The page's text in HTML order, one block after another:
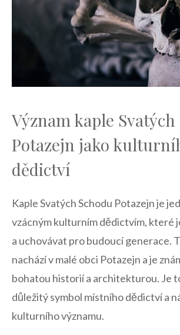
Význam ‌kaple Svatých
Potazejn jako
dědictví
Kaple Svatých Schodu Potazejn je
vzácným kulturním dědictvím, které
a uchovávat ⁢pro budoucí ‍generace.
nachází v malé obci ⁤Potazejn a je
bohatou historií‍ a architekturou. Je‌
důležitý symbol místního dědictví a
kulturního významu.